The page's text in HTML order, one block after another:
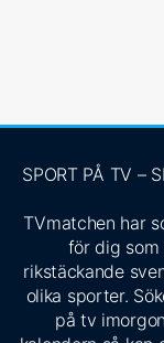
SPORT PÅ TV –
TVmatchen har
för dig
rikstäckande
olika sporter.
på tv